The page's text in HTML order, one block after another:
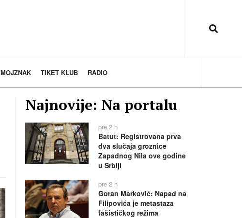
MOJZNAK TIKET KLUB RADIO
Najnovije: Na portalu
pre 2 h
Batut: Registrovana prva
dva slučaja groznice
Zapadnog Nila ove godine
u Srbiji
pre 2 h
Goran Marković: Napad na
Filipovića je metastaza
fašističkog režima